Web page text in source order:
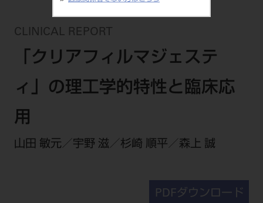
CLINICAL REPORT
「クリアフィルマジェステ
ィ」の理工学的特性と臨床応
用
山田 敏元／宇野 滋／杉崎 順平／森上 誠
PDFダウンロード
製品カテゴリ
大型器械
チェア・ユニット関連
レーザー装置関連
製品から探す
カテゴリーから探す
デジタル製品サポート
商品に関するお問い合わせ
セミナー・イベント
全てのセミナー・イベント
全種別
開業マニュアル
開業医インタビュー
モリタ友の会
有料会員のご案内
学術・お役立ち情報